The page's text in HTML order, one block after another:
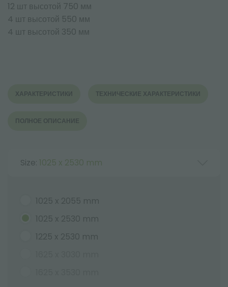
12 шт высотой 750 мм
4 шт высотой 550 мм
4 шт высотой 350 мм
ХАРАКТЕРИСТИКИ ТЕХНИЧЕСКИЕ ХАРАКТЕРИСТИКИ
ПОЛНОЕ ОПИСАНИЕ
Size: 1025 x 2530 mm
1025 x 2055 mm
1025 x 2530 mm
1225 x 2530 mm